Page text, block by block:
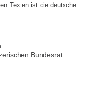
Texten ist die deutsche
Bundesrat